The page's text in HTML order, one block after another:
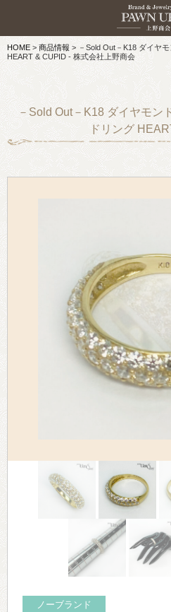
HOME > 商品情報> －Sold Out－K18 ダイヤ
HEART & CUPID - 株式会社上野商会
－Sold Out－K18 ダイヤモン
ドリング
ノーブランド
> 初
> 預
> 売
> 買
> 取
> ス
> お
> キ
> ア
> よ
> プ
> お